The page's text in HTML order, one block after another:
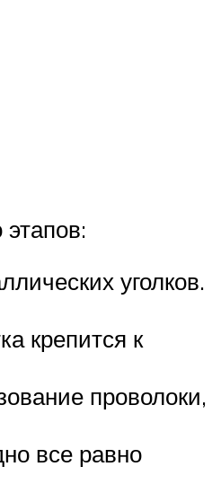
уголков.
крепится к
проволоки,
все равно